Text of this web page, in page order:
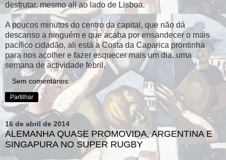
desfrutar, mesmo ali ao lado de Lisboa.
A poucos minutos do centro da capital, que não dá
descanso a ninguém e que acaba por ensandecer o mais
pacífico cidadão, ali está a Costa da Caparica prontinha
para nos acolher e fazer esquecer mais um dia, uma
semana de actividade febril.
Sem comentários:
Partilhar
16 de abril de 2014
ALEMANHA QUASE PROMOVIDA, ARGENTINA E
SINGAPURA NO SUPER RUGBY